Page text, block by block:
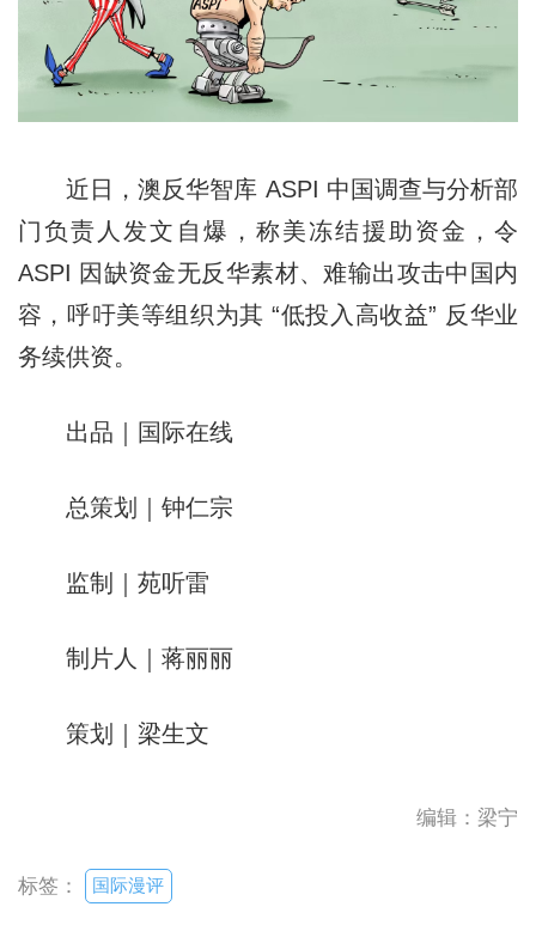
近日，澳反华智库 ASPI 中国调查与分析部
门负责人发文自爆，称美冻结援助资金，令
ASPI 因缺资金无反华素材、难输出攻击中国内
容，呼吁美等组织为其 “低投入高收益” 反华业
务续供资。
出品｜国际在线
总策划｜钟仁宗
监制｜苑听雷
制片人｜蒋丽丽
策划｜梁生文
编辑：梁宁
标签： 国际漫评